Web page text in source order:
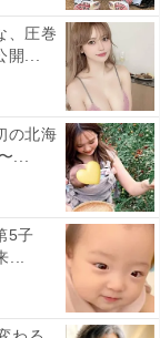
、圧巻
開...
の北海
...
5子
...